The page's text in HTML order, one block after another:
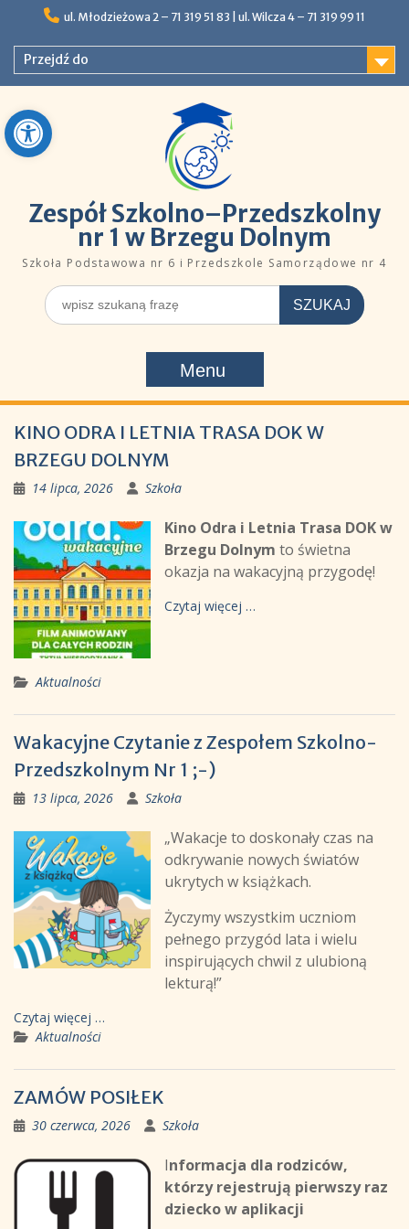
Open toolbar
content
ul. Młodzieżowa 2 – 71 319 51 83 |ㅤㅤ​​ ​ul. Wilcza 4 – 71 319 99 11
Przejdź do
Zespół Szkolno–Przedszkolny
nr 1 w Brzegu Dolnym
Szkoła Podstawowa nr 6 i Przedszkole Samorządowe nr 4
Szukaj
dla:
Menu
KINO ODRA I LETNIA TRASA DOK W
BRZEGU DOLNYM
14 lipca, 2026 Szkoła
Kino Odra i Letnia Trasa DOK w
Brzegu Dolnym to świetna
okazja na wakacyjną przygodę!
Czytaj więcej …
Aktualności
Wakacyjne Czytanie z Zespołem Szkolno-
Przedszkolnym Nr 1 ;-)
13 lipca, 2026 Szkoła
„Wakacje to doskonały czas na
odkrywanie nowych światów
ukrytych w książkach.
Życzymy wszystkim uczniom
pełnego przygód lata i wielu
inspirujących chwil z ulubioną
lekturą!”
Czytaj więcej …
Aktualności
ZAMÓW POSIŁEK
30 czerwca, 2026 Szkoła
Informacja dla rodziców,
którzy rejestrują pierwszy raz
dziecko w aplikacji